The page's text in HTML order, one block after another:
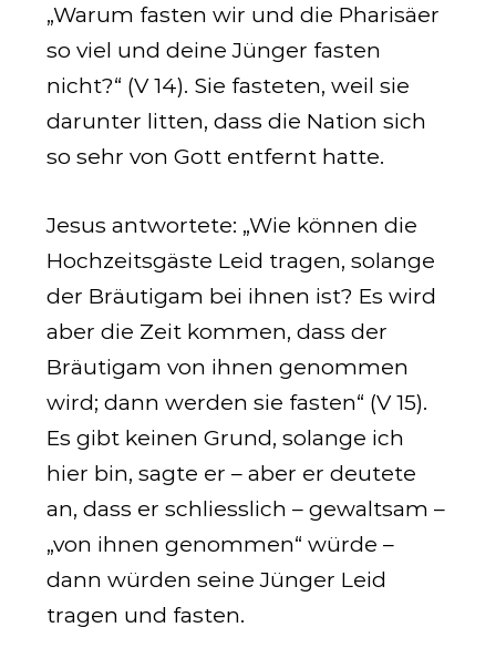
„Warum fasten wir und die Pharisäer
so viel und deine Jünger fasten
nicht?“ (V 14). Sie fasteten, weil sie
darunter litten, dass die Nation sich
so sehr von Gott entfernt hatte.
Jesus antwortete: „Wie können die
Hochzeitsgäste Leid tragen, solange
der Bräutigam bei ihnen ist? Es wird
aber die Zeit kommen, dass der
Bräutigam von ihnen genommen
wird; dann werden sie fasten“ (V 15).
Es gibt keinen Grund, solange ich
hier bin, sagte er – aber er deutete
an, dass er schliesslich – gewaltsam –
„von ihnen genommen“ würde –
dann würden seine Jünger Leid
tragen und fasten.